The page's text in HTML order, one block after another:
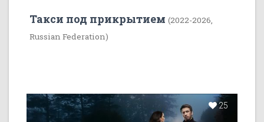
Такси под прикрытием (2022-2026,
Russian Federation)
25